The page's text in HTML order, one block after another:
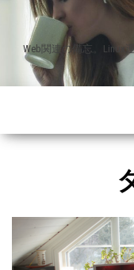
content
Web関連の備忘。Linux